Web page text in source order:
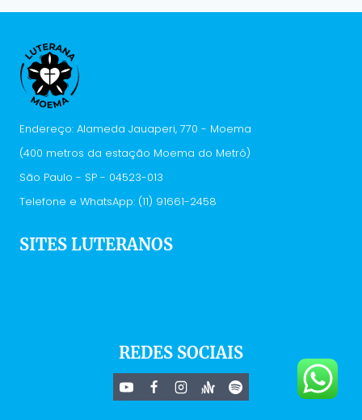
Endereço: Alameda Jauaperi, 770 - Moema
(400 metros da estação Moema do Metrô)
São Paulo - SP - 04523-013
Telefone e WhatsApp: (11) 91661-2458
SITES LUTERANOS
REDES SOCIAIS